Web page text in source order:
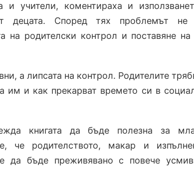
учители, коментираха и
децата. Според тях проблемът
на родителски контрол и поставяне на
а липсата на контрол. Родителите
им и как прекарват времето си в
книгата да бъде полезна за
че родителството, макар и
да бъде преживявано с повече